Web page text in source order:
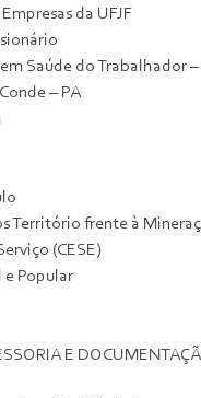
da UFJF
Saúde do Trabalhador –
– PA
Território frente à
(CESE)
e Popular
E